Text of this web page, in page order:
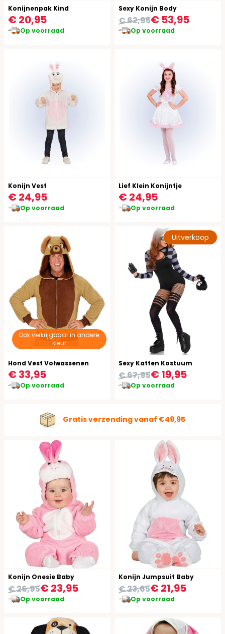
Konijnenpak Kind
€ 20,95
Op voorraad
Sexy Konijn Body
€ 53,95
€ 62,95
Op voorraad
Konijn Vest
€ 24,95
Op voorraad
Lief Klein Konijntje
€ 24,95
Op voorraad
Ook verkrijgbaar in andere:
kleur
Hond Vest Volwassenen
€ 33,95
Op voorraad
Uitverkoop
Sexy Katten Kostuum
€ 19,95
€ 67,95
Op voorraad
Gratis verzending vanaf €49,95
Konijn Onesie Baby
€ 23,95
€ 26,95
Op voorraad
Konijn Jumpsuit Baby
€ 21,95
€ 23,65
Op voorraad